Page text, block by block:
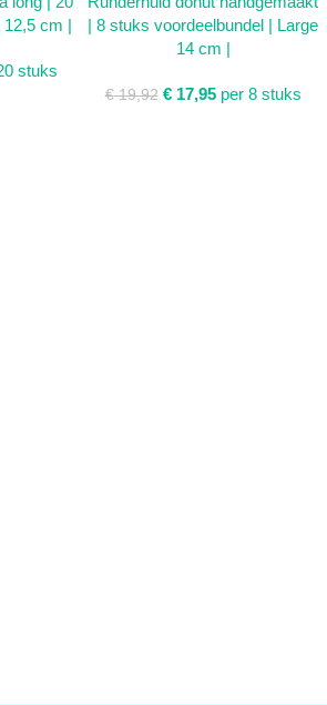
cm |
stuks
SOLD
| 8 stuks voordeelbundel | Large
14 cm |
€19,92 €17,95 per 8 stuks